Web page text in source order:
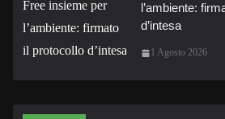
l’ambiente:
d’intesa
1 Agosto 2026